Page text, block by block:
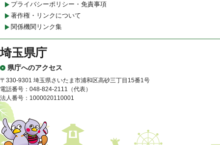
プライバシーポリシー・免責事項
著作権・リンクについて
関係機関リンク集
埼玉県庁
県庁へのアクセス
〒330-9301 埼玉県さいたま市浦和区高砂三丁目15番1号
電話番号：048-824-2111（代表）
法人番号：1000020110001